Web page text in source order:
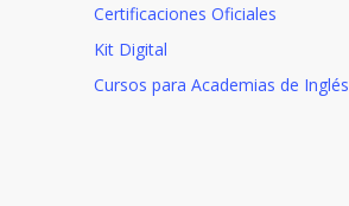
Certificaciones Oficiales
Kit Digital
Cursos para Academias de Inglés